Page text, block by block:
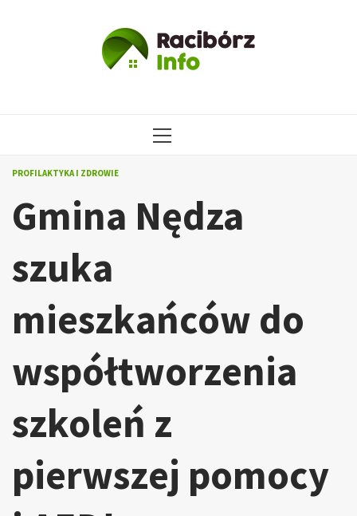
MENU
PROFILAKTYKA I ZDROWIE
Gmina Nędza
szuka
mieszkańców do
współtworzenia
szkoleń z
pierwszej pomocy